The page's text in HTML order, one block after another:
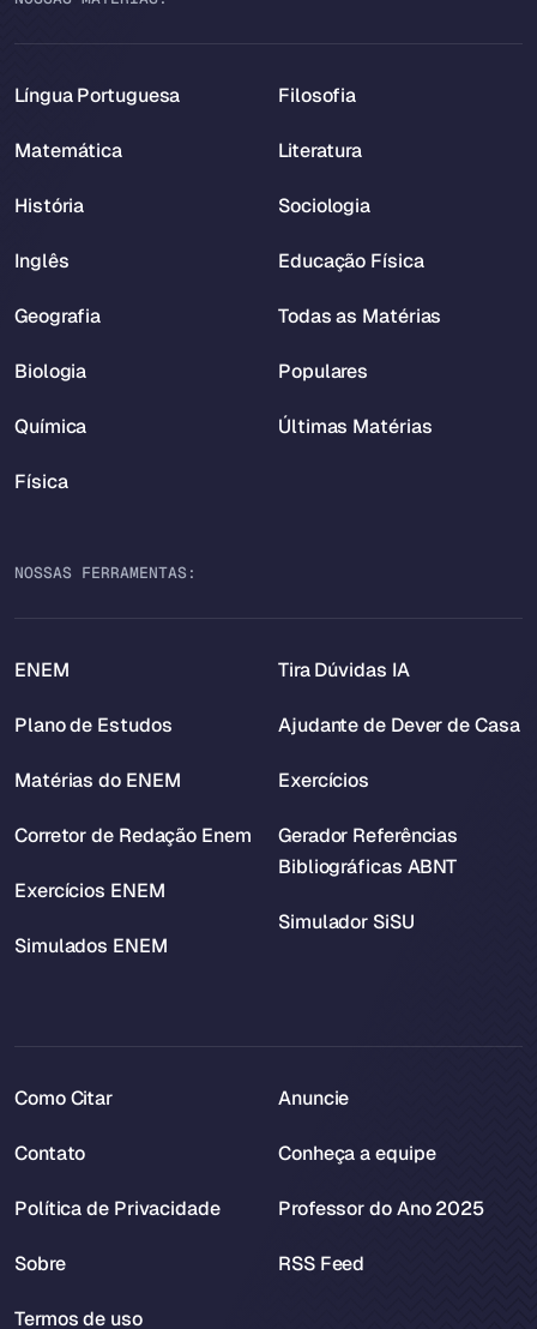
Língua Portuguesa
Matemática
História
Inglês
Geografia
Biologia
Química
Física
Filosofia
Literatura
Sociologia
Educação Física
Todas as Matérias
Populares
Últimas Matérias
NOSSAS FERRAMENTAS:
ENEM
Plano de Estudos
Matérias do ENEM
Corretor de Redação Enem
Exercícios ENEM
Simulados ENEM
Tira Dúvidas IA
Ajudante de Dever de Casa
Exercícios
Gerador Referências
Bibliográficas ABNT
Simulador SiSU
Como Citar
Contato
Política de Privacidade
Sobre
Termos de uso
Anuncie
Conheça a equipe
Professor do Ano 2025
RSS Feed